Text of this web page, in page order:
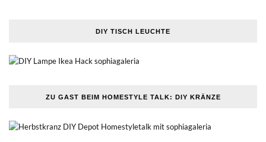
DIY TISCH LEUCHTE
ZU GAST BEIM HOMESTYLE TALK: DIY KRÄNZE